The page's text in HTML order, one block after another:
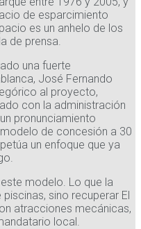
de esparcimiento
es un anhelo de los
de prensa.
una fuerte
José Fernando
al proyecto,
con la administración
pronunciamiento
de concesión a 30
un enfoque que ya
modelo. Lo que la
sino recuperar El
atracciones mecánicas,
local.